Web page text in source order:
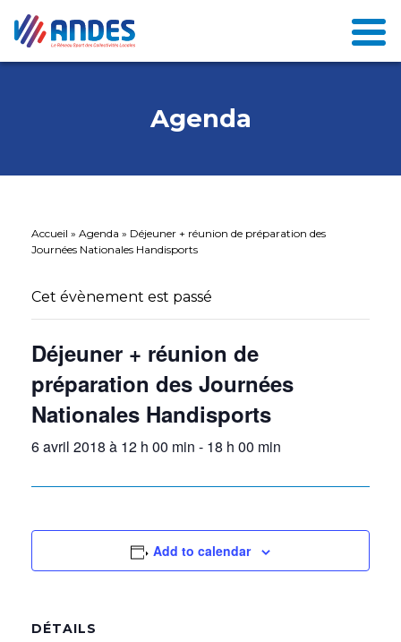
Agenda
Accueil » Agenda » Déjeuner + réunion de préparation des
Journées Nationales Handisports
Cet évènement est passé
Déjeuner + réunion de
préparation des Journées
Nationales Handisports
6 avril 2018 à 12 h 00 min - 18 h 00 min
Add to calendar
DÉTAILS